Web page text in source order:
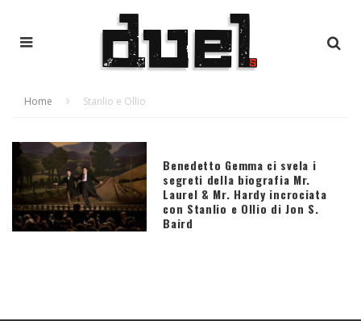
Home Stanlio e Ollio
Benedetto Gemma ci svela i
segreti della biografia Mr.
Laurel & Mr. Hardy incrociata
con Stanlio e Ollio di Jon S.
Baird